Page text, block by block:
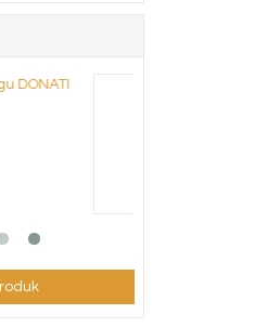
kantor Indachi